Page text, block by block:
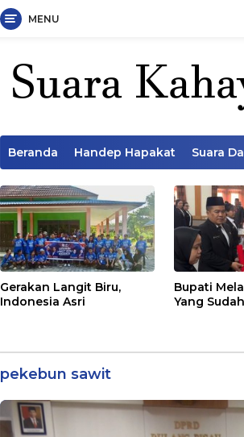
MENU
Beranda Handep Hapakat Suara
Gerakan Langit Biru,
Indonesia Asri
Bupati
Yang
pekebun sawit